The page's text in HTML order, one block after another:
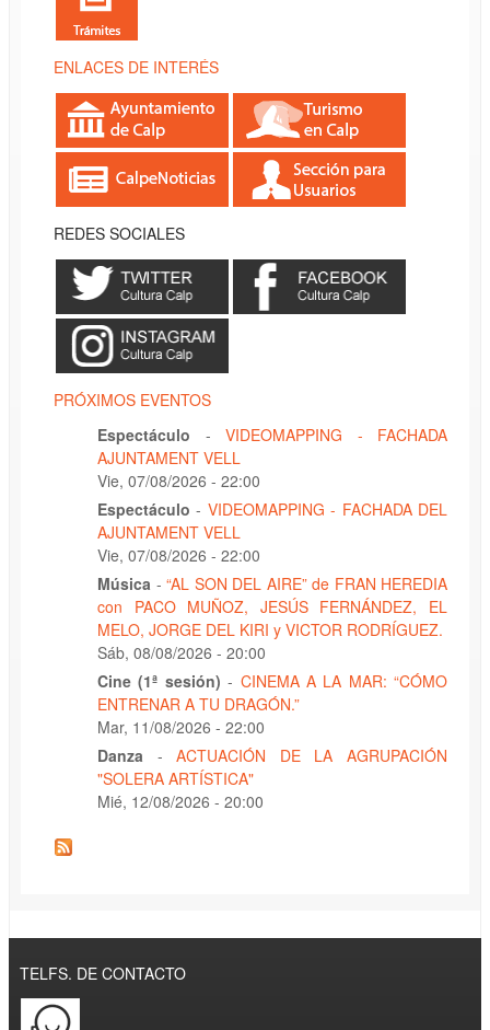
ENLACES DE INTERÉS
REDES SOCIALES
PRÓXIMOS EVENTOS
Espectáculo
- VIDEOMAPPING - FACHADA
AJUNTAMENT VELL
Vie, 07/08/2026 - 22:00
Espectáculo - VIDEOMAPPING - FACHADA DEL
AJUNTAMENT VELL
Vie, 07/08/2026 - 22:00
Música - “AL SON DEL AIRE” de FRAN HEREDIA
con PACO MUÑOZ, JESÚS FERNÁNDEZ, EL
MELO, JORGE DEL KIRI y VICTOR RODRÍGUEZ.
Sáb, 08/08/2026 - 20:00
Cine (1ª sesión) - CINEMA A LA MAR: “CÓMO
ENTRENAR A TU DRAGÓN.”
Mar, 11/08/2026 - 22:00
Danza
-ACTUACIÓN DE LA AGRUPACIÓN
"SOLERA ARTÍSTICA"
Mié, 12/08/2026 - 20:00
TELFS. DE CONTACTO